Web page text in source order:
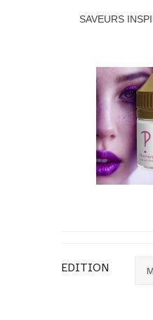
SAVEURS
EDITION